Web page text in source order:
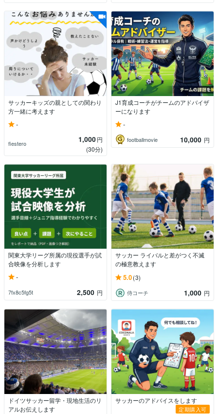
サッカーキッズの親としての関わり
方一緒に考えます
-
fiestero 1,000円
(30分)
J1育成コーチがチームのアドバイザ
ーになります
-
footballmovie 10,000 円
関東大学リーグ所属の現役選手が試
合映像を分析します
-
7fx8c5fg5t 2,500 円
サッカー ライバルと差がつく不滅
の極意教えます
5.0(3)
侍コーチ 1,000 円
ドイツサッカー留学・現地生活のリ
アルお伝えします
サッカーのアドバイスをします
定期購入可